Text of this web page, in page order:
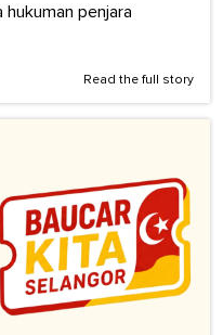
penjara
Read the full story